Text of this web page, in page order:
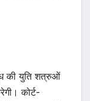
की युति शत्रुओं
कोर्ट-